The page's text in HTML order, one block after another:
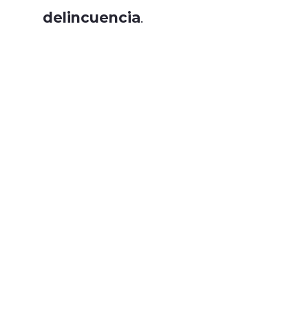
delincuencia.